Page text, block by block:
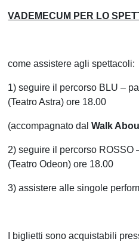
VADEMECUM PER LO
come assistere agli spettacoli:
1) seguire il percorso BLU –
(Teatro Astra) ore 18.00
(accompagnato dalWalk
2) seguire il percorso ROSSO
(Teatro Odeon) ore 18.00
3) assistere alle singole
I biglietti sono acquistabili